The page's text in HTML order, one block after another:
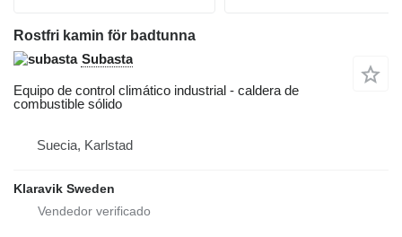
Rostfri kamin för badtunna
Subasta
Equipo de control climático industrial - caldera de
combustible sólido
Suecia, Karlstad
Klaravik Sweden